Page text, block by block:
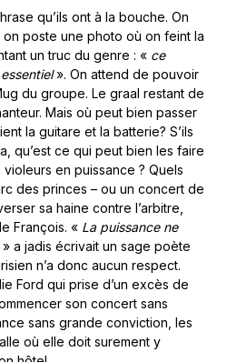
qu’ils ont à la bouche. On
poste une photo où on feint la
un truc du genre : « ce
». On attend de pouvoir
du groupe. Le graal restant de
Mais où peut bien passer
la guitare et la batterie? S’ils
qu’est ce qui peut bien les faire
en puissance ? Quels
des princes – ou un concert de
sa haine contre l’arbitre,
François. « La puissance ne
» a jadis écrivait un sage poète
n’a donc aucun respect.
Ford qui prise d’un excès de
son concert sans
sans grande conviction, les
où elle doit surement y